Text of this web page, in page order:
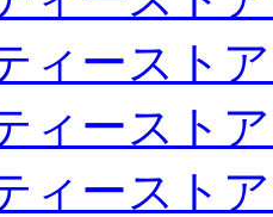
ィースト
ィースト
ィースト